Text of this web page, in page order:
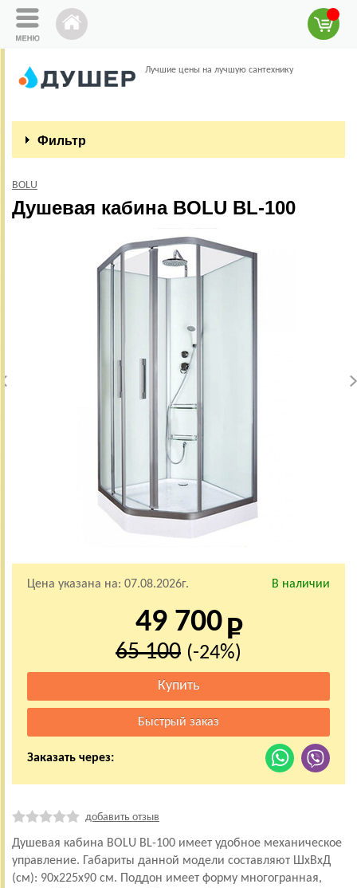
Лучшие цены на лучшую сантехнику
Фильтр
BOLU
Душевая кабина BOLU BL-100
Цена указана на: 07.08.2026г. В наличии
49 700
65 100 (-24%)
Заказать через:
добавить отзыв
Душевая кабина BOLU BL-100 имеет удобное механическое
управление. Габариты данной модели составляют ШхВхД
(см): 90x225x90 см. Поддон имеет форму многогранная,